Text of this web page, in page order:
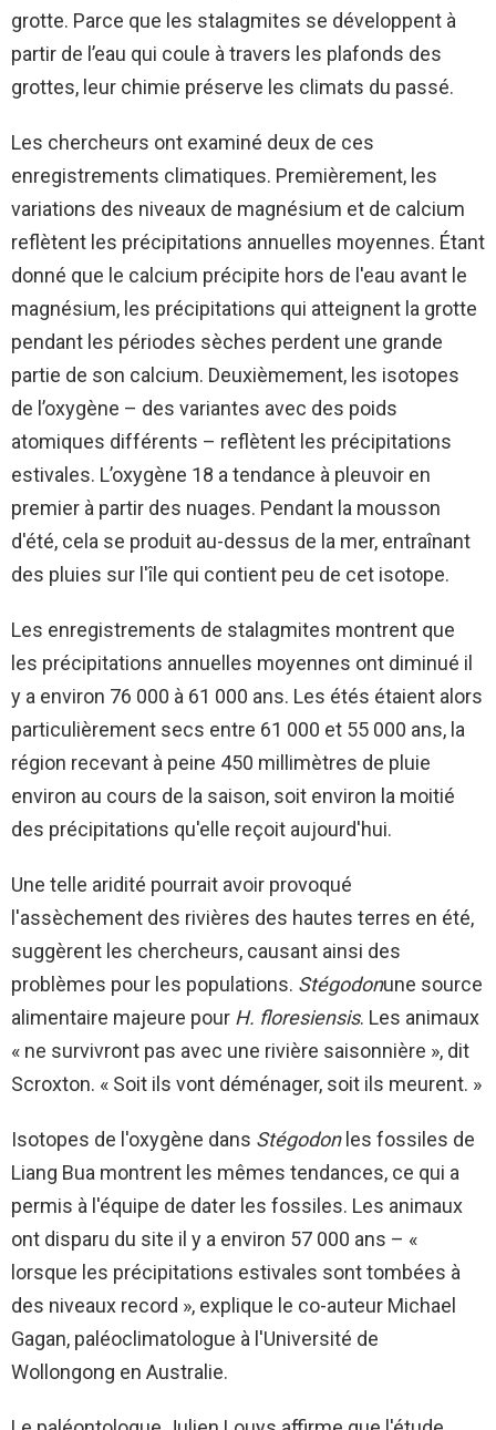
grotte. Parce que les stalagmites se développent à
partir de l’eau qui coule à travers les plafonds des
grottes, leur chimie préserve les climats du passé.
Les chercheurs ont examiné deux de ces
enregistrements climatiques. Premièrement, les
variations des niveaux de magnésium et de calcium
reflètent les précipitations annuelles moyennes. Étant
donné que le calcium précipite hors de l'eau avant le
magnésium, les précipitations qui atteignent la grotte
pendant les périodes sèches perdent une grande
partie de son calcium. Deuxièmement, les isotopes
de l’oxygène – des variantes avec des poids
atomiques différents – reflètent les précipitations
estivales. L’oxygène 18 a tendance à pleuvoir en
premier à partir des nuages. Pendant la mousson
d'été, cela se produit au-dessus de la mer, entraînant
des pluies sur l'île qui contient peu de cet isotope.
Les enregistrements de stalagmites montrent que
les précipitations annuelles moyennes ont diminué il
y a environ 76 000 à 61 000 ans. Les étés étaient alors
particulièrement secs entre 61 000 et 55 000 ans, la
région recevant à peine 450 millimètres de pluie
environ au cours de la saison, soit environ la moitié
des précipitations qu'elle reçoit aujourd'hui.
Une telle aridité pourrait avoir provoqué
l'assèchement des rivières des hautes terres en été,
suggèrent les chercheurs, causant ainsi des
problèmes pour les populations. Stégodonune source
alimentaire majeure pour H. floresiensis. Les animaux
« ne survivront pas avec une rivière saisonnière », dit
Scroxton. « Soit ils vont déménager, soit ils meurent. »
Isotopes de l'oxygène dans Stégodonles fossiles de
Liang Bua montrent les mêmes tendances, ce qui a
permis à l'équipe de dater les fossiles. Les animaux
ont disparu du site il y a environ 57 000 ans – «
lorsque les précipitations estivales sont tombées à
des niveaux record », explique le co-auteur Michael
Gagan, paléoclimatologue à l'Université de
Wollongong en Australie.